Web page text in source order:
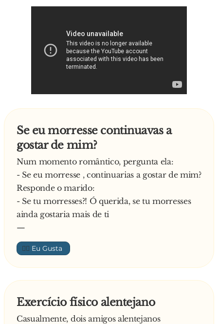
Se eu morresse continuavas a
gostar de mim?
Num momento romântico, pergunta ela:
- Se eu morresse , continuarias a gostar de mim?
Responde o marido:
- Se tu morresses?! Ó querida, se tu morresses
ainda gostaria mais de ti
—
👍🏼
Exercício físico alentejano
Casualmente, dois amigos alentejanos